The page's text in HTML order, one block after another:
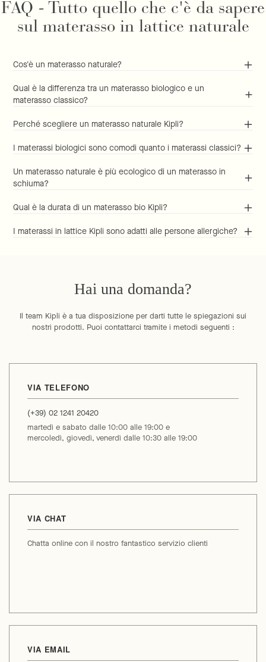
FAQ - Tutto quello che c'è da sapere
sul materasso in lattice naturale
Cos'è un materasso naturale?
Qual è la differenza tra un materasso biologico e un
materasso classico?
Perché scegliere un materasso naturale Kipli?
I materassi biologici sono comodi quanto i materassi classici?
Un materasso naturale è più ecologico di un materasso in
schiuma?
Qual è la durata di un materasso bio Kipli?
I materassi in lattice Kipli sono adatti alle persone allergiche?
Hai una domanda?
Il team Kipli è a tua disposizione per darti tutte le spiegazioni sui
nostri prodotti. Puoi contattarci tramite i metodi seguenti :
VIA TELEFONO
(+39) 02 1241 20420
martedì e sabato dalle 10:00 alle 19:00 e
mercoledì, giovedì, venerdì dalle 10:30 alle 19:00
VIA CHAT
Chatta online con il nostro fantastico servizio clienti
VIA EMAIL